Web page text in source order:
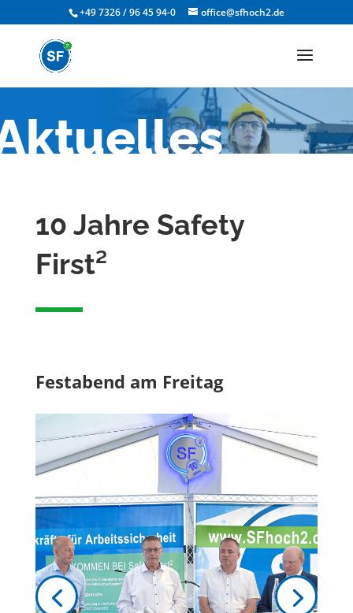
+49 7326 / 96 45 94-0 office@sfhoch2.de
10 Jahre Safety
First²
Festabend am Freitag